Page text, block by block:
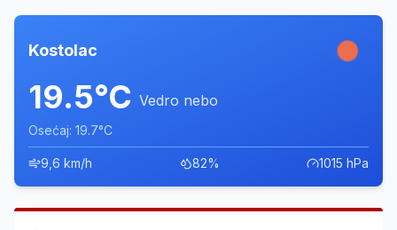
Kostolac
19.5°C Vedro nebo
Osećaj: 19.7°C
9,6 km/h 82% 1015 hPa